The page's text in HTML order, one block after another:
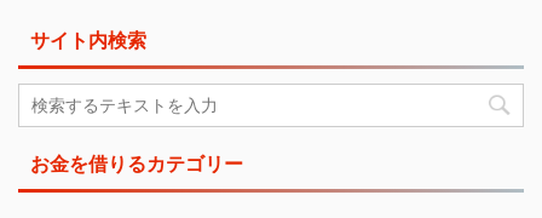
サイト内検索
お金を借りるカテゴリー